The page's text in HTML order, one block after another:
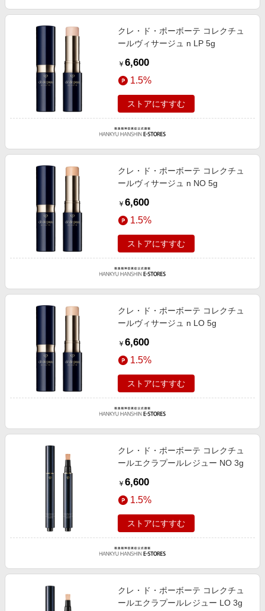
クレ・ド・ポーボーテ コレクチュ
ールヴィサージュ n LP 5g
￥ 6,600
1.5%
ストアにすすむ
クレ・ド・ポーボーテ コレクチュ
ールヴィサージュ n NO 5g
￥ 6,600
1.5%
ストアにすすむ
クレ・ド・ポーボーテ コレクチュ
ールヴィサージュ n LO 5g
￥ 6,600
1.5%
ストアにすすむ
クレ・ド・ポーボーテ コレクチュ
ールエクラプールレジュー NO 3g
￥ 6,600
1.5%
ストアにすすむ
クレ・ド・ポーボーテ コレクチュ
ールエクラプールレジュー LO 3g